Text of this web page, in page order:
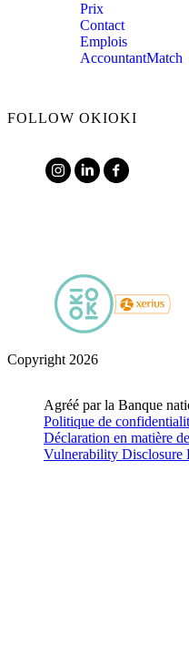
Prix
Contact
Emplois
AccountantMatch
FOLLOW OKIOKI
Copyright 2026
Agréé par la Banque
Politique de
Déclaration en matière
Vulnerability Disclosure